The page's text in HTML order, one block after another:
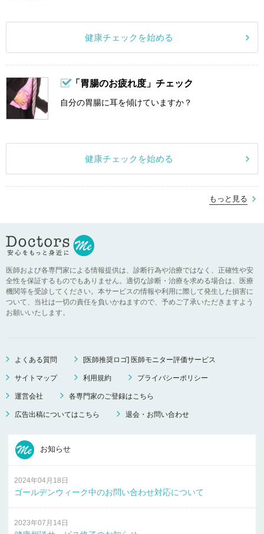
健康チェックを始める
「胃腸のお疲れ度」チェック
自分の胃腸に耳を傾けていますか？
健康チェックを始める
もっと見る
医師および各専門家による情報提供は、診断行為や治療ではなく、正確性や安
全性を保証するものでもありません。適切な診断・治療を求める場合は、医療
機関等を受診してください。本サービスの情報や利用に際して発生した損害に
ついて、当社は一切の責任を負いかねますので、予めご了承いただきますよう
お願いいたします。
よくある質問 [医師推奨ロゴ] 医師モニター評価サービス
サイトマップ 利用規約 プライバシーポリシー
運営会社 各専門家のご登録はこちら
広告出稿についてはこちら 退会・お問い合わせ
お知らせ
2024年04月18日
ゴールデンウィーク中のお問い合わせ対応について
2023年07月14日